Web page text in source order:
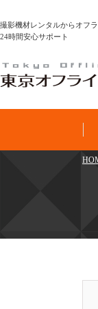
撮影機材レンタルからオフ
24時間安心サポート